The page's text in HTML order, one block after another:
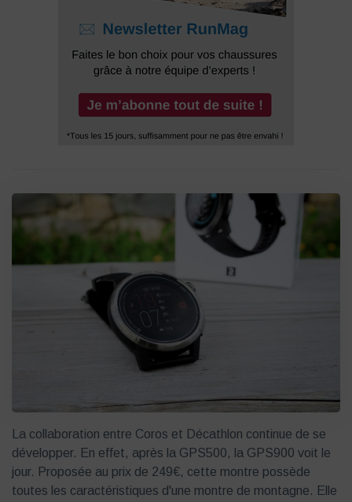
La collaboration entre Coros et Décathlon continue de se
développer. En effet, après la GPS500, la GPS900 voit le
jour. Proposée au prix de 249€, cette montre possède
toutes les caractéristiques d'une montre de montagne. Elle